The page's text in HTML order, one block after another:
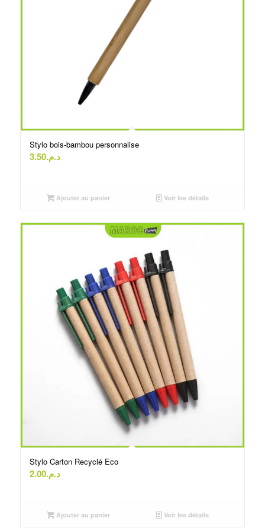
Stylo bois-bambou personnalise
د.م.3.50
Ajouter au panier Voir les détails
Stylo Carton Recyclé Eco
د.م.2.00
Ajouter au panier Voir les détails